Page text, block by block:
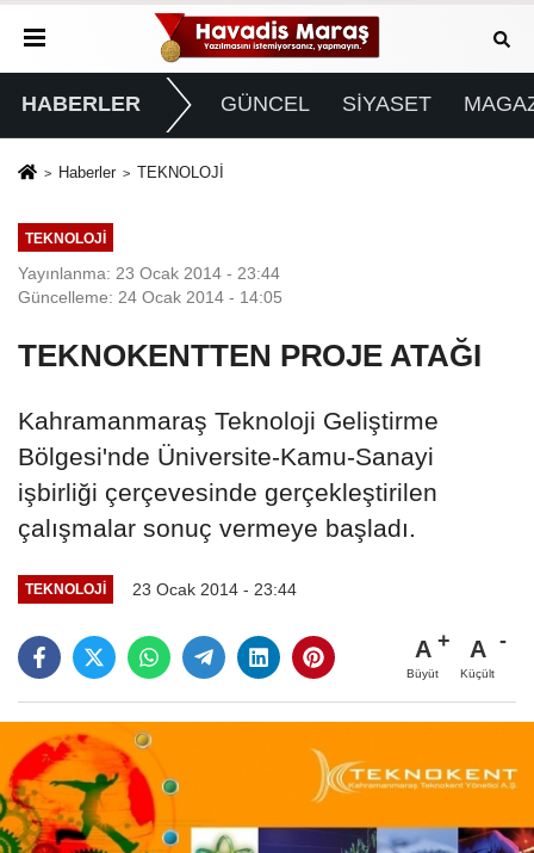
HABERLER GÜNCEL SİYASET
Haberler TEKNOLOJİ
TEKNOLOJİ
Yayınlanma: 23 Ocak 2014 - 23:44
Güncelleme: 24 Ocak 2014 - 14:05
TEKNOKENTTEN PROJE ATAĞI
Kahramanmaraş Teknoloji Geliştirme
Bölgesi'nde Üniversite-Kamu-Sanayi
işbirliği çerçevesinde gerçekleştirilen
çalışmalar sonuç vermeye başladı.
TEKNOLOJİ 23 Ocak 2014 - 23:44
A
Büyüt
A
Küçült